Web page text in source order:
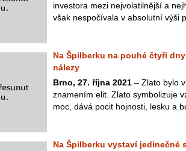
investora mezi nejvolatilnější a
však nespočívala v absolutní výši
Na Špilberku na pouhé čtyři
nálezy
Brno, 27. října 2021 – Zlato bylo
znamením elit. Zlato symbolizuje
moc, dává pocit hojnosti, lesku a
Na Špilberku vystaví jedinečné